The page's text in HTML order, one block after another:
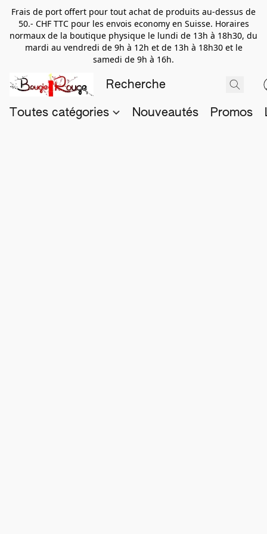
Frais de port offert pour tout achat de produits au-dessus de
50.- CHF TTC pour les envois economy en Suisse. Horaires
normaux de la boutique physique le lundi de 13h à 18h30, du
mardi au vendredi de 9h à 12h et de 13h à 18h30 et le
samedi de 9h à 16h.
Toutes catégories Nouveautés Promos